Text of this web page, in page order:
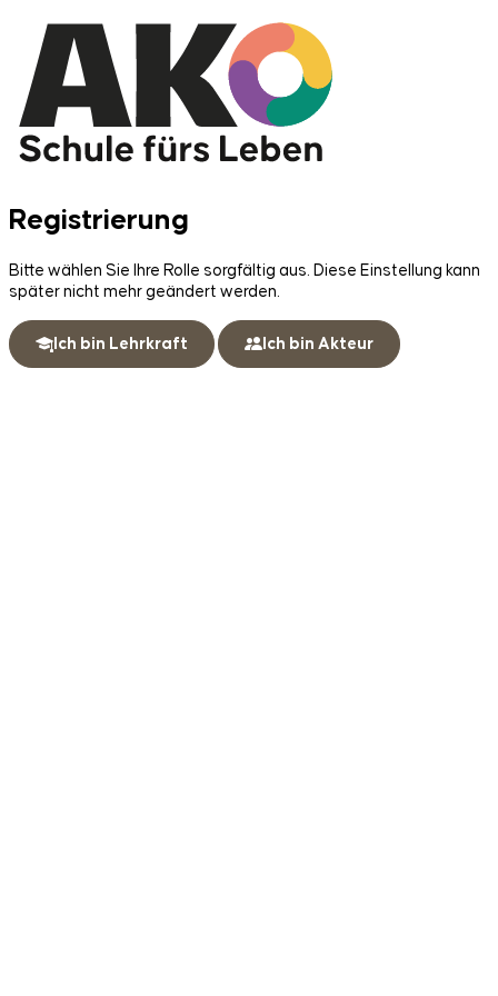
Registrierung
Bitte wählen Sie Ihre Rolle sorgfältig aus. Diese Einstellung kann
später nicht mehr geändert werden.
Ich bin Lehrkraft Ich bin Akteur